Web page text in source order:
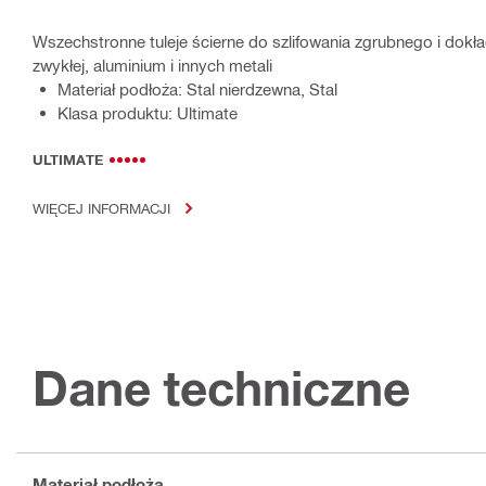
Wszechstronne tuleje ścierne do szlifowania zgrubnego i
zwykłej, aluminium i innych metali
Materiał podłoża: Stal nierdzewna, Stal
Klasa produktu: Ultimate
ULTIMATE
WIĘCEJ INFORMACJI
Dane techniczne